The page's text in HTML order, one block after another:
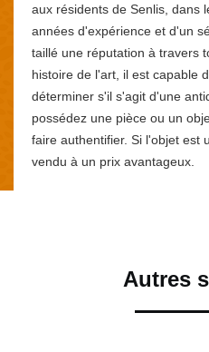
aux résidents de Senlis, dans
années d'expérience et d'un
taillé une réputation à travers
histoire de l'art, il est capable
déterminer s'il s'agit d'une
possédez une pièce ou un
faire authentifier. Si l'objet est
vendu à un prix avantageux.
Autres